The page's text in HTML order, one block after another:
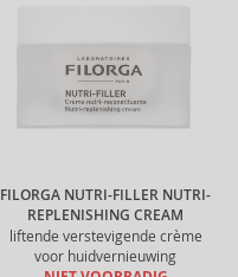
FILORGA NUTRI-FILLER NUTRI-
REPLENISHING CREAM
liftende verstevigende crème
voor huidvernieuwing